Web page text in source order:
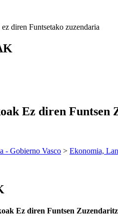
diren Funtsetako zuzendaria
Ez diren Funtsen
- Gobierno Vasco > Ekonomia,
Ez diren Funtsen